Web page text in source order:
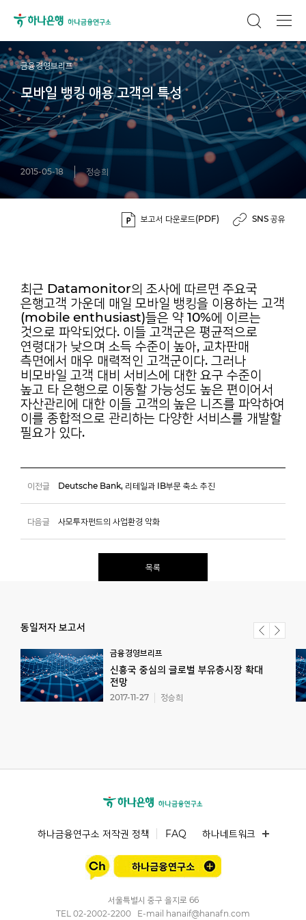
금융경영브리프
모바일 뱅킹 애용 고객의 특성
2015-05-18 정승희
보고서 다운로드(PDF) SNS 공유
최근 Datamonitor의 조사에 따르면 주요국
은행고객 가운데 매일 모바일 뱅킹을 이용하는 고객
(mobile enthusiast)들은 약 10%에 이르는
것으로 파악되었다. 이들 고객군은 평균적으로
연령대가 낮으며 소득 수준이 높아, 교차판매
측면에서 매우 매력적인 고객군이다. 그러나
비모바일 고객 대비 서비스에 대한 요구 수준이
높고 타 은행으로 이동할 가능성도 높은 편이어서
자산관리에 대한 이들 고객의 높은 니즈를 파악하여
이를 종합적으로 관리하는 다양한 서비스를 개발할
필요가 있다.
이전글 Deutsche Bank, 리테일과 IB부문 축소 추진
다음글 사모투자펀드의 사업환경 악화
목록
동일저자 보고서
금융경영브리프
신흥국 중심의 글로벌 부유층시장 확대
전망
2017-11-27 정승희
하나금융연구소 저작권 정책 FAQ 하나네트워크
서울특별시 중구 을지로 66
TEL 02-2002-2200 E-mail hanaif@hanafn.com